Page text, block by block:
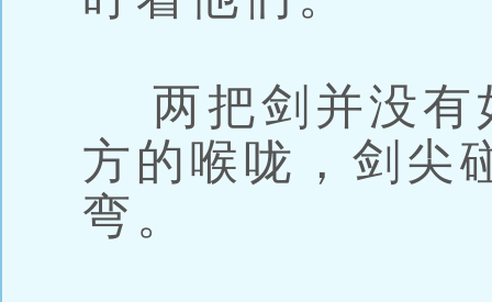
两把剑并没有
方的喉咙，剑尖
弯。